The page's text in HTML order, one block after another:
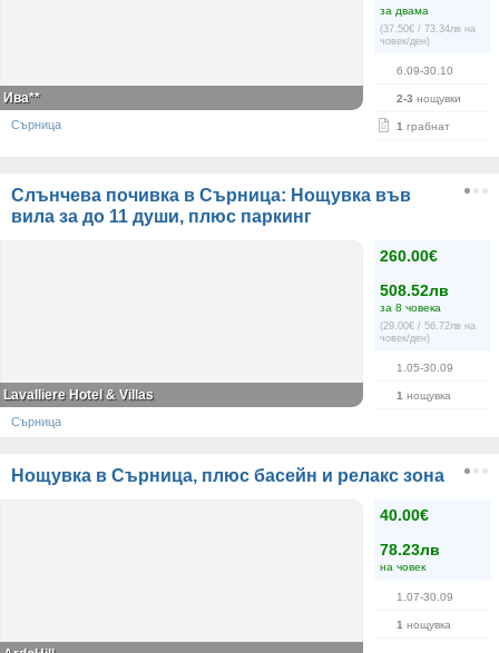
за двама
(37.50€ / 73.34лв на
човек/ден)
6.09-30.10
2-3 нощувки
1 грабнат
Ива**
Сърница
Слънчева почивка в Сърница: Нощувкa във
вила за до 11 души, плюс паркинг
260.00€
508.52лв
за 8 човека
(29.00€ / 56.72лв на
човек/ден)
1.05-30.09
1 нощувка
Lavalliere Hotel & Villas
Сърница
Нощувка в Сърница, плюс басейн и релакс зона
40.00€
78.23лв
на човек
1.07-30.09
1 нощувка